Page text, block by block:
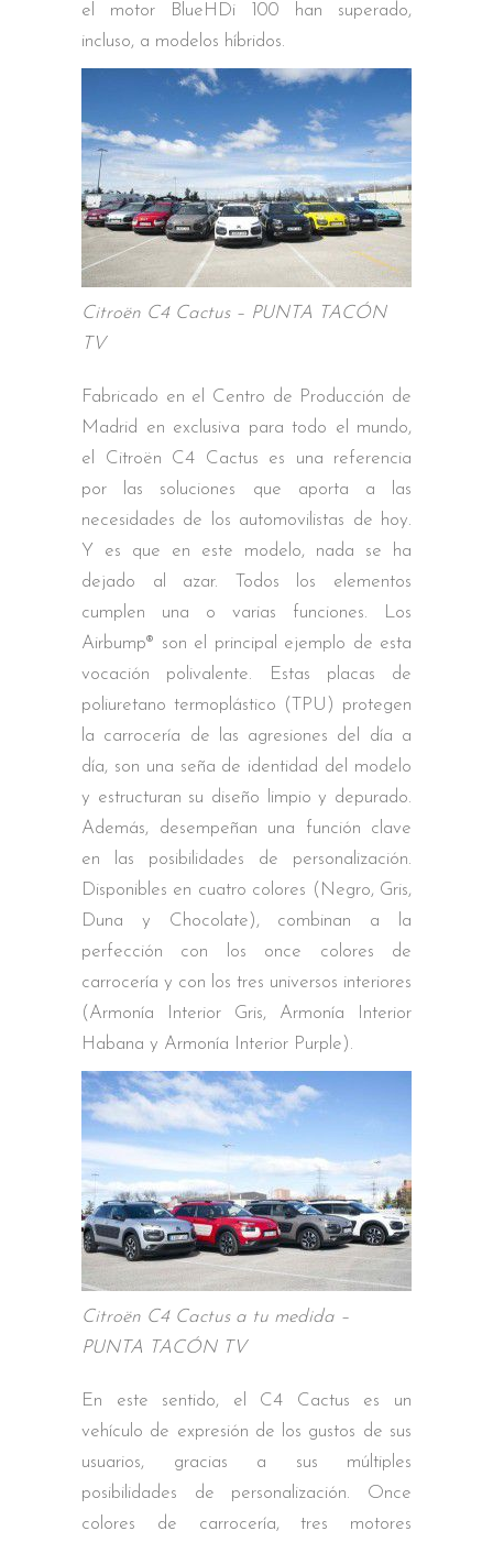
el motor BlueHDi 100 han superado,
incluso, a modelos híbridos.
Citroën C4 Cactus – PUNTA TACÓN
TV
Fabricado en el Centro de Producción de
Madrid en exclusiva para todo el mundo,
el Citroën C4 Cactus es una referencia
por las soluciones que aporta a las
necesidades de los automovilistas de hoy.
Y es que en este modelo, nada se ha
dejado al azar. Todos los elementos
cumplen una o varias funciones. Los
Airbump® son el principal ejemplo de esta
vocación polivalente. Estas placas de
poliuretano termoplástico (TPU) protegen
la carrocería de las agresiones del día a
día, son una seña de identidad del modelo
y estructuran su diseño limpio y depurado.
Además, desempeñan una función clave
en las posibilidades de personalización.
Disponibles en cuatro colores (Negro, Gris,
Duna y Chocolate), combinan a la
perfección con los once colores de
carrocería y con los tres universos interiores
(Armonía Interior Gris, Armonía Interior
Habana y Armonía Interior Purple).
Citroën C4 Cactus a tu medida –
PUNTA TACÓN TV
En este sentido, el C4 Cactus es un
vehículo de expresión de los gustos de sus
usuarios, gracias a sus múltiples
posibilidades de personalización. Once
colores de carrocería, tres motores